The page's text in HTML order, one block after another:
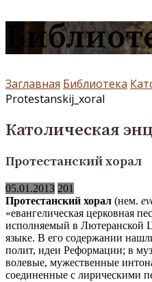
Заглавная Библиотека
Protestanskij_xoral
Католическая
Протестанский хорал
05.01.2013 201
Протестанский хорал (нем.
«евангелическая церковная
исполняемый в Лютеранской
языке. В его содержании
полит, идеи Реформации; в
волевые, мужественные
соединенные с лирическими